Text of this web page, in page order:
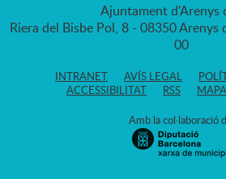
Ajuntament d'Arenys
Riera del Bisbe Pol, 8 - 08350 Arenys
00
INTRANET AVÍS LEGAL
ACCESSIBILITAT
RSS
Amb la col·laboració